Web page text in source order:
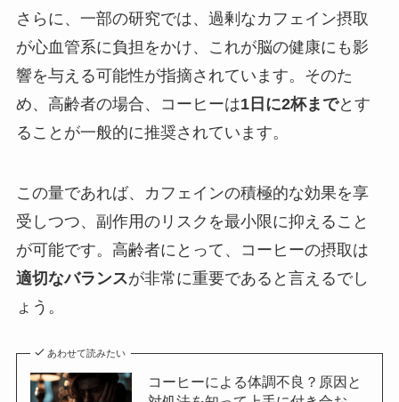
さらに、一部の研究では、過剰なカフェイン摂取
が心血管系に負担をかけ、これが脳の健康にも影
響を与える可能性が指摘されています。そのた
め、高齢者の場合、コーヒーは1日に2杯までとす
ることが一般的に推奨されています。
この量であれば、カフェインの積極的な効果を享
受しつつ、副作用のリスクを最小限に抑えること
が可能です。高齢者にとって、コーヒーの摂取は
適切なバランスが非常に重要であると言えるでし
ょう。
あわせて読みたい
コーヒーによる体調不良？原因と